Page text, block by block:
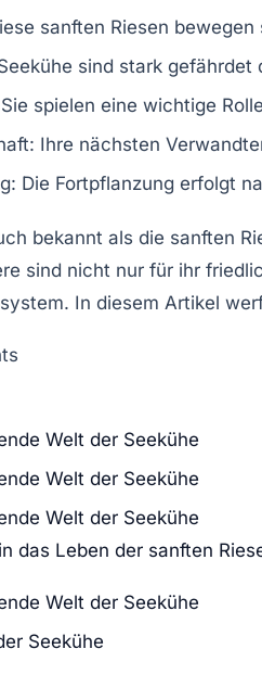
sanften Riesen
sind stark gefährdet
spielen eine wichtige
: Ihre nächsten
: Die Fortpflanzung erfolgt
bekannt als die sanften
sind nicht nur für ihr
. In diesem Artikel
Welt der Seekühe
Welt der Seekühe
Welt der Seekühe
das Leben der sanften
Welt der Seekühe
Seekühe